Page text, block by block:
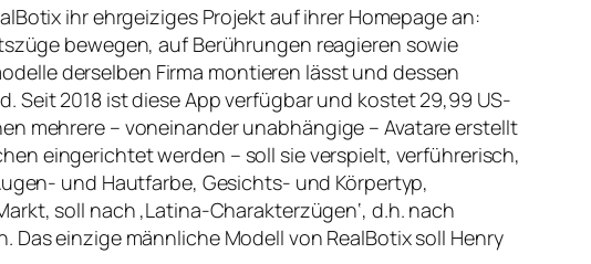
ihr ehrgeiziges Projekt auf ihrer Homepage an:
bewegen, auf Berührungen reagieren sowie
derselben Firma montieren lässt und dessen
2018 ist diese App verfügbar und kostet 29,99 US-
mehrere – voneinander unabhängige – Avatare erstellt
eingerichtet werden – soll sie verspielt, verführerisch,
und Hautfarbe, Gesichts- und Körpertyp,
soll nach ‚Latina-Charakterzügen‘, d.h. nach
Das einzige männliche Modell von RealBotix soll Henry